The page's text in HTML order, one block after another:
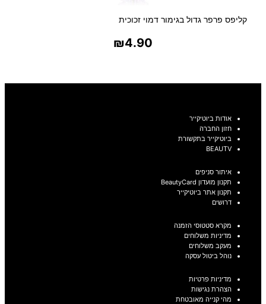
קליפס פרפר גדול בגימור דמוי זכוכית
₪4.90
אודות ביוטיקייר
חזון החברה
ביוטיקייר בתקשורת
BEAUTV
איתור סניפים
תקנון מועדון BeautyCard
תקנון אתר ביוטיקייר
דרושים
מקרא סטטוסי הזמנה
מדיניות משלוחים
מעקב משלוחים
נוהל ביטול עסקה
מדיניות פרטיות
הצהרת נגישות
מהי קנייה מאובטחת